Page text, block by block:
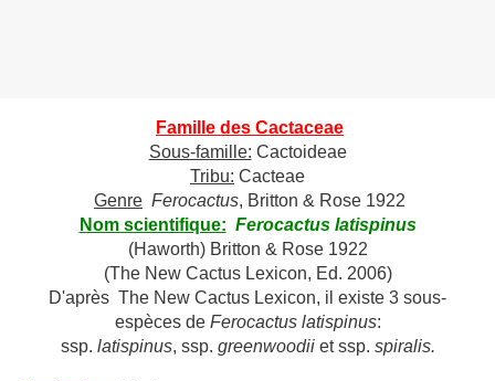
Famille des Cactaceae
Sous-famille: Cactoideae
Tribu: Cacteae
Genre Ferocactus, Britton & Rose 1922
Nom scientifique: Ferocactus latispinus
(Haworth) Britton & Rose 1922
(The New Cactus Lexicon, Ed. 2006)
D'après The New Cactus Lexicon, il existe 3 sous-
espèces de Ferocactus latispinus:
ssp. latispinus, ssp. greenwoodiiet ssp. spiralis.